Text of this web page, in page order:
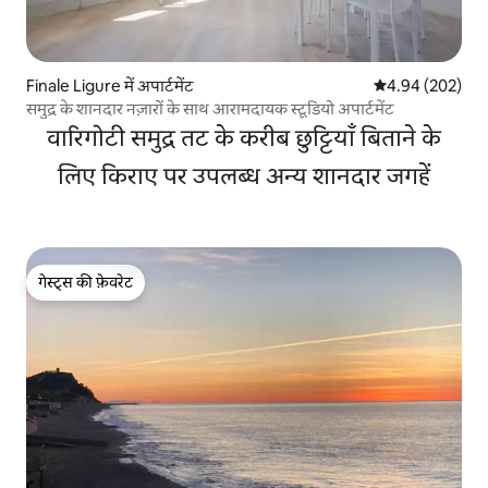
Finale Ligure में अपार्टमेंट औसत रेटिंग 5 में से
4.94 (202)
समुद्र के शानदार नज़ारों के साथ आरामदायक स्टूडियो अपार्टमेंट
वारिगोटी समुद्र तट के करीब छुट्टियाँ बिताने के
लिए किराए पर उपलब्ध अन्य शानदार जगहें
गेस्ट्स की फ़ेवरेट
गेस्ट्स की फ़ेवरेट